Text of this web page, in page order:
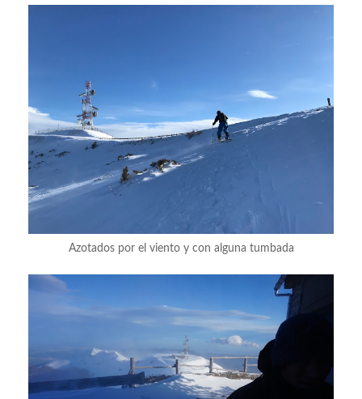
Azotados por el viento y con alguna tumbada